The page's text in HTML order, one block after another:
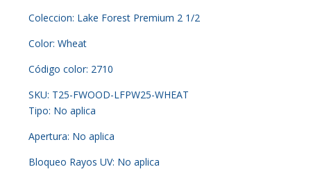
Coleccion: Lake Forest Premium 2 1/2
Color: Wheat
Código color: 2710
SKU: T25-FWOOD-LFPW25-WHEAT
Tipo: No aplica
Apertura: No aplica
Bloqueo Rayos UV: No aplica